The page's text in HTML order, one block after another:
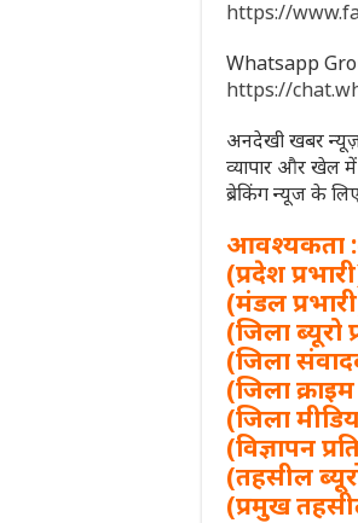
https://
Whatsapp
https://
अनदेखी खबर न्यूज़
व्यापार और खेल
ब्रेकिंग न्यूज के
आवश्यकता
(प्रदेश
(मंडल
(जिला ब्यूरो
(जिला
(जिला क्राइम
(जिला
(विज्ञापन
(तहसील
(प्रमुख